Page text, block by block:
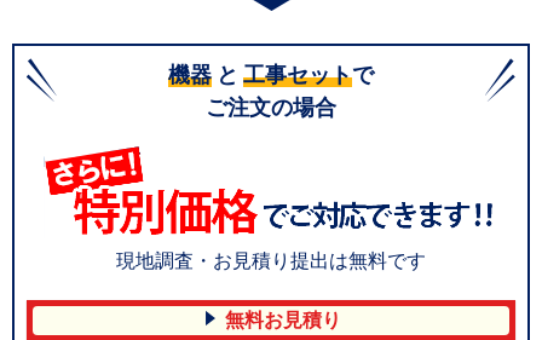
機器 と 工事セットで
ご注文の場合
現地調査・お見積り提出は無料です
無料お見積り